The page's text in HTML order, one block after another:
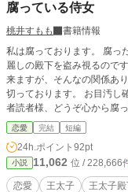
腐っている侍女
桃井すもも
書籍情報
私は腐っております。 腐っ
麗しの殿下を盗み視るのです。 出来過ぎ上司の侍従が何やらちゃちゃを
来ますが、そんなの関係ありません。 短編なのに更に短
切っております。 お目汚し確実ですので、我こそは腐ってみたいと思われる猛
者読者様、どうぞ心から腐
弁。 ❇こちらはカクヨム様へも公開いたしております。 ❇相変わらずの100%妄
想の産物です。 ❇妄想遠泳
による寝物語です。 疲れた
があります。 ❇例の如く、
す。 「間を置いて二度美味
恋愛 完結 短編
24h.ポイント 92pt
小説 11,062 位 / 228,666
恋愛 王太子 王太子